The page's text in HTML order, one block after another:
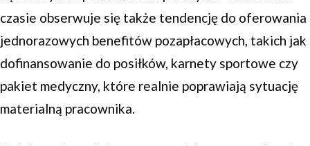
czasie obserwuje się także tendencję do oferowania
jednorazowych benefitów pozapłacowych, takich jak
dofinansowanie do posiłków, karnety sportowe czy
pakiet medyczny, które realnie poprawiają sytuację
materialną pracownika.